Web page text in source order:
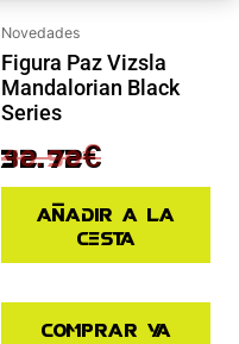
Novedades
Figura Paz Vizsla
Mandalorian Black
Series
40.90€
32.72€
Añadir a la
cesta
Comprar ya